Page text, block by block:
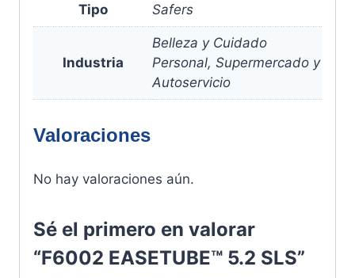
Tipo Safers
Industria
Belleza y Cuidado
Personal, Supermercado y
Autoservicio
Valoraciones
No hay valoraciones aún.
Sé el primero en valorar
“F6002 EASETUBE™ 5.2 SLS”